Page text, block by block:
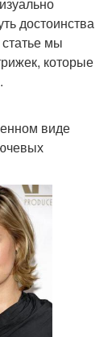
достоинства
мы
которые
виде